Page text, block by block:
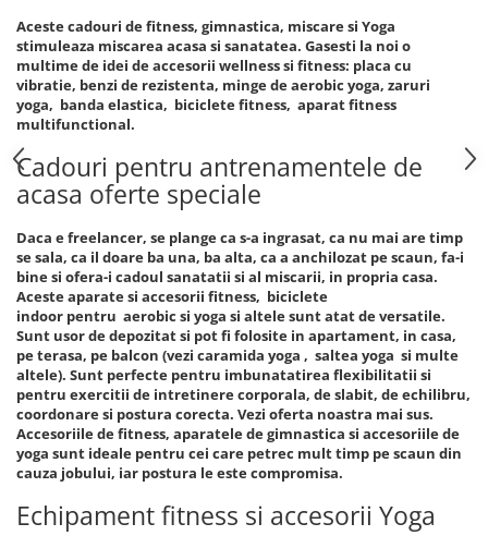
Aceste cadouri de fitness, gimnastica, miscare si Yoga
stimuleaza miscarea acasa si sanatatea. Gasesti la noi o
multime de idei de accesorii wellness si fitness: placa cu
vibratie, benzi de rezistenta, minge de aerobic yoga, zaruri
yoga, banda elastica, biciclete fitness, aparat fitness
multifunctional.
Cadouri pentru antrenamentele de
acasa oferte speciale
Daca e freelancer, se plange ca s-a ingrasat, ca nu mai are timp
se sala, ca il doare ba una, ba alta, ca a anchilozat pe scaun, fa-i
bine si ofera-i cadoul sanatatii si al miscarii, in propria casa.
Aceste aparate si accesorii fitness, biciclete
indoor pentru aerobic si yoga si altele sunt atat de versatile.
Sunt usor de depozitat si pot fi folosite in apartament, in casa,
pe terasa, pe balcon (vezi caramida yoga , saltea yoga si multe
altele). Sunt perfecte pentru imbunatatirea flexibilitatii si
pentru exercitii de intretinere corporala, de slabit, de echilibru,
coordonare si postura corecta. Vezi oferta noastra mai sus.
Accesoriile de fitness, aparatele de gimnastica si accesoriile de
yoga sunt ideale pentru cei care petrec mult timp pe scaun din
cauza jobului, iar postura le este compromisa.
Echipament fitness si accesorii Yoga